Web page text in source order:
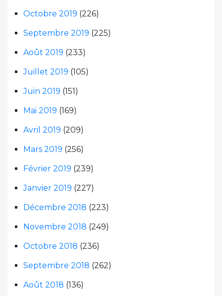
Octobre 2019 (226)
Septembre 2019 (225)
Août 2019 (233)
Juillet 2019 (105)
Juin 2019 (151)
Mai 2019 (169)
Avril 2019 (209)
Mars 2019 (256)
Février 2019 (239)
Janvier 2019 (227)
Décembre 2018 (223)
Novembre 2018 (249)
Octobre 2018 (236)
Septembre 2018 (262)
Août 2018 (136)